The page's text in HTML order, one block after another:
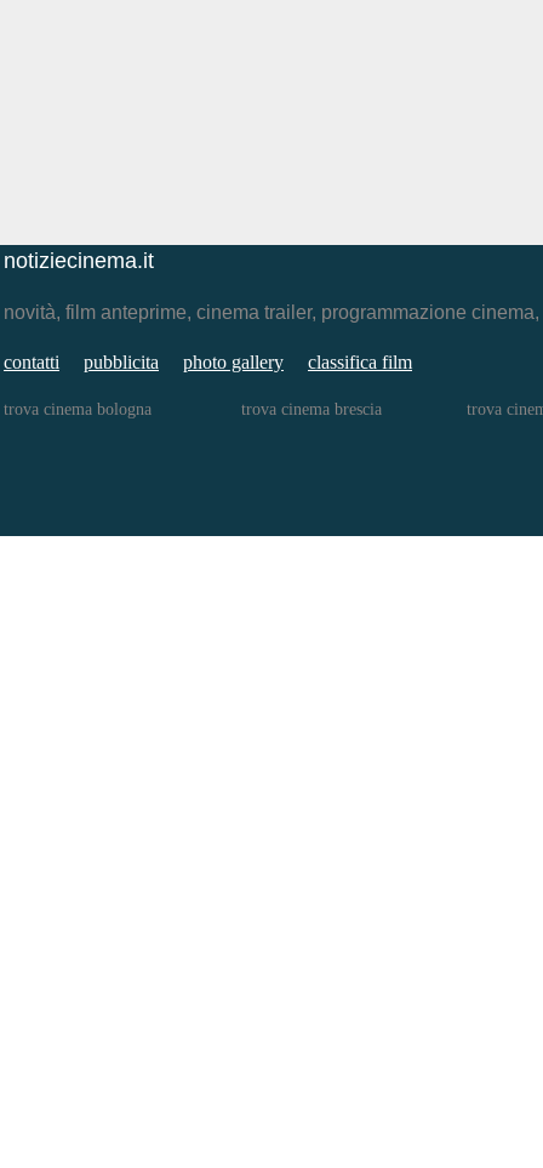
notiziecinema.it
novità, film anteprime, cinema trailer, programmazione
contatti pubblicita photo gallery classifica film
trova cinema bologna trova cinema brescia trova